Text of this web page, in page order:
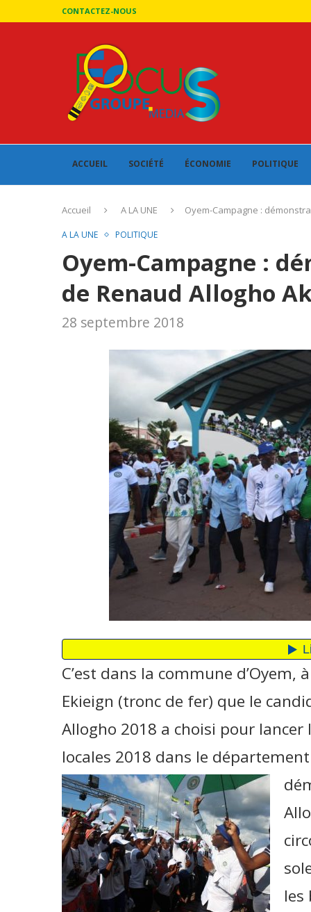
CONTACTEZ-NOUS
ACCUEIL SOCIÉTÉ ÉCONOMIE POLITIQUE
Accueil A LA UNE Oyem-Campagne :
A LA UNE POLITIQUE
Oyem-Campagne :
de Renaud Allogho
28 septembre 2018
C’est dans la commune
Ekieign (tronc de fer) que le
Allogho 2018 a choisi pour
locales 2018 dans le
les